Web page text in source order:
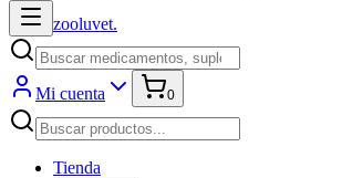
zooluvet.
Mi cuenta 0
Tienda